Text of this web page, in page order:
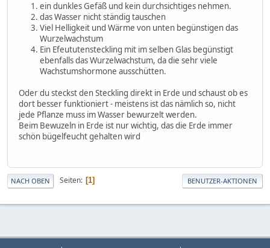
ein dunkles Gefäß und kein durchsichtiges nehmen.
das Wasser nicht ständig tauschen
Viel Helligkeit und Wärme von unten begünstigen das
Wurzelwachstum
Ein Efeututensteckling mit im selben Glas begünstigt
ebenfalls das Wurzelwachstum, da die sehr viele
Wachstumshormone ausschütten.
Oder du steckst den Steckling direkt in Erde und schaust ob es
dort besser funktioniert - meistens ist das nämlich so, nicht
jede Pflanze muss im Wasser bewurzelt werden.
Beim Bewuzeln in Erde ist nur wichtig, das die Erde immer
schön bügelfeucht gehalten wird
NACH OBEN Seiten 1 BENUTZER-AKTIONEN